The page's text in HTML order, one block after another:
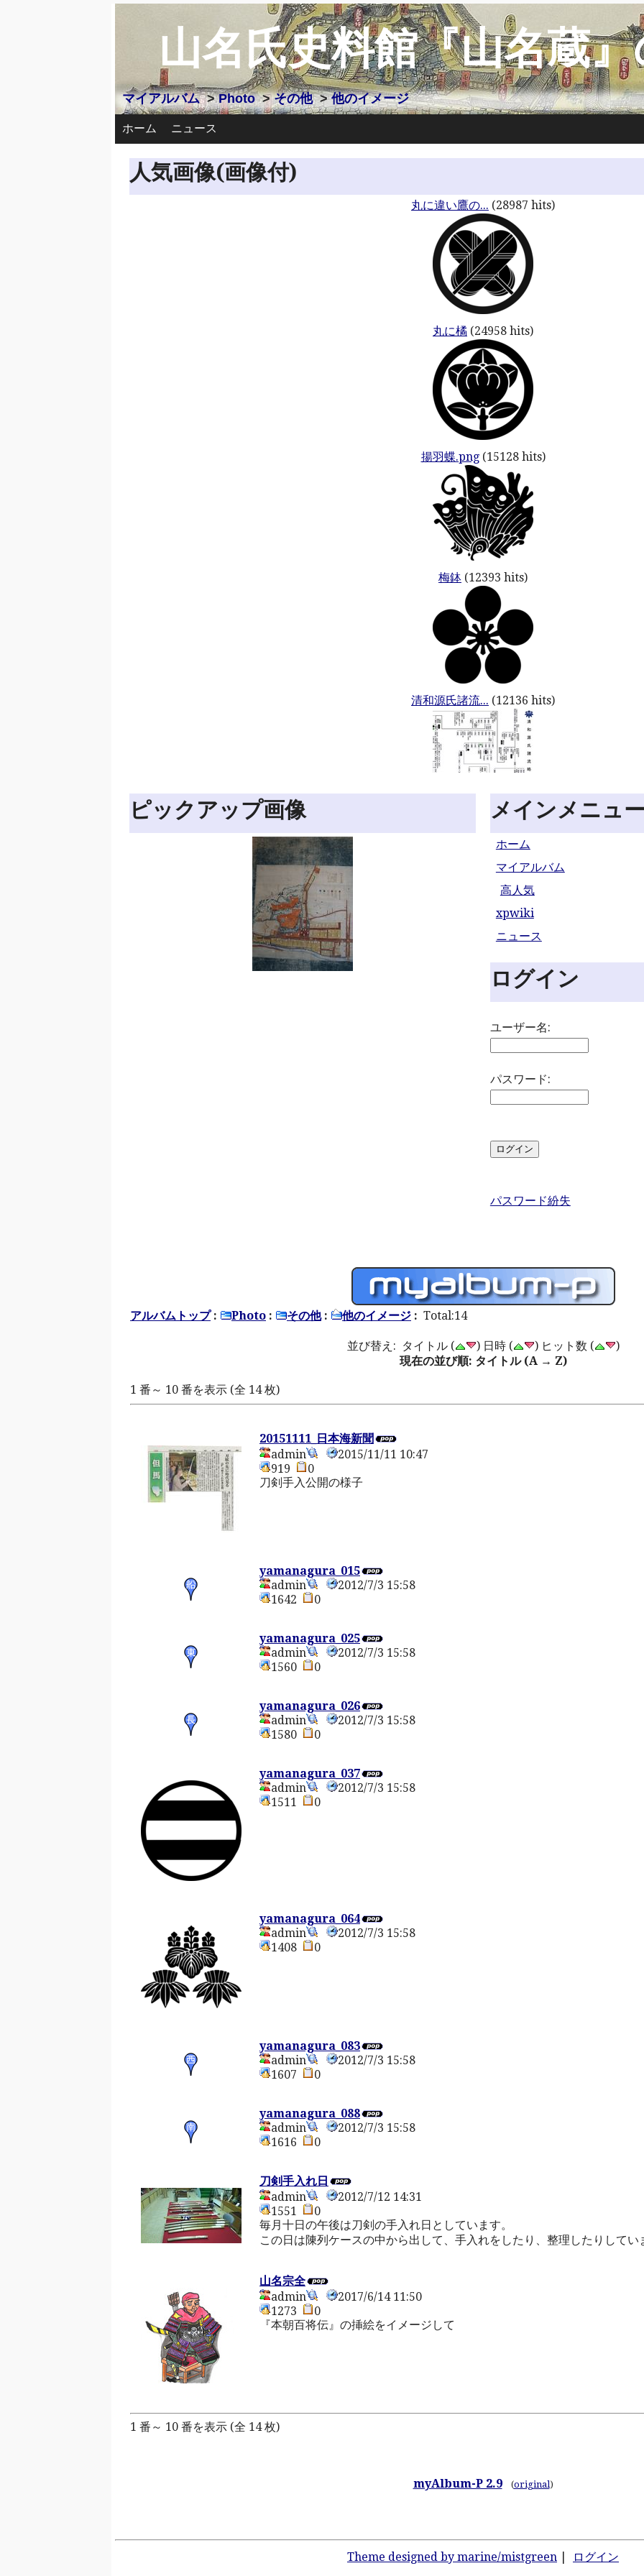
山名氏史料館『山名蔵
マイアルバム>Photo>その他>他のイメージ
ホーム ニュース
人気画像(画像付)
丸に違い鷹の... (28987 hits)
丸に橘 (24958 hits)
揚羽蝶.png(15128 hits)
梅鉢 (12393 hits)
清和源氏諸流... (12136 hits)
ピックアップ画像 メインメニュ
ホーム
マイアルバム
高人気
xpwiki
ニュース
ログイン
ユーザー名:
パスワード:
パスワード紛失
アルバムトップ: Photo : その他: 他のイメージ : Total:14
並び替え: タイトル ( ) 日時 ( ) ヒット数 (
)
現在の並び順: タイトル (A → Z)
1 番～ 10 番を表示 (全 14 枚)
20151111_日本海新聞
admin
2015/11/11 10:47
919
0
刀剣手入公開の様子
yamanagura_015
admin
2012/7/3 15:58
1642
0
yamanagura_025
admin
2012/7/3 15:58
1560
0
yamanagura_026
admin
2012/7/3 15:58
1580
0
yamanagura_037
admin
2012/7/3 15:58
1511
0
yamanagura_064
admin
2012/7/3 15:58
1408
0
yamanagura_083
admin
2012/7/3 15:58
1607
0
yamanagura_088
admin
2012/7/3 15:58
1616
0
刀剣手入れ日
admin
2012/7/12 14:31
1551
0
毎月十日の午後は刀剣の手入れ日としています。
この日は陳列ケースの中から出して、手入れをしたり、整理したりしてい
山名宗全
admin
2017/6/14 11:50
1273
0
『本朝百将伝』の挿絵をイメージして
1 番～ 10 番を表示 (全 14 枚)
myAlbum-P 2.9 (original)
Theme designed by marine/mistgreen ログイン